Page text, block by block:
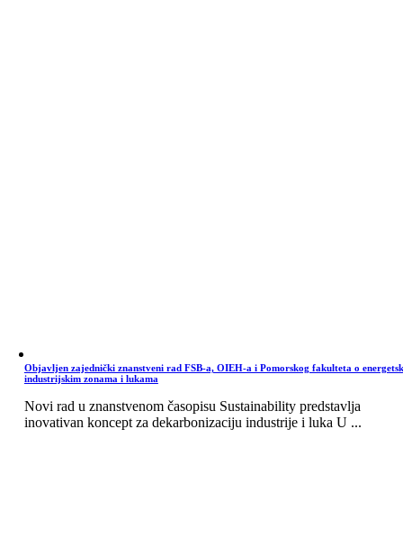
Objavljen zajednički znanstveni rad FSB-a, OIEH-a i Pomorskog fakulteta o
industrijskim zonama i lukama
Novi rad u znanstvenom časopisu Sustainability predstavlja
inovativan koncept za dekarbonizaciju industrije i luka U ...